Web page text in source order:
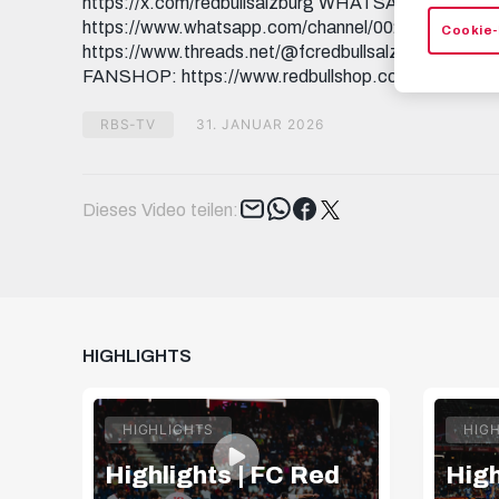
https://www.whatsapp.com/channel/
https://www.threads.net/@fcredbullsalzburg 🎟️
FANSHOP: https://www.redbullshop.com/de-int/rb-
RBS-TV 31. JANUAR 2026
Dieses Video teilen: Tweet
HIGHLIGHTS
HIGHLIGHTS
Highlights | FC Red